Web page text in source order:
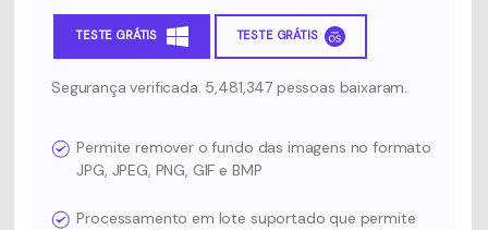
TESTE GRÁTIS TESTE GRÁTIS
Segurança verificada. 5,481,347 pessoas baixaram.
Permite remover o fundo das imagens no formato
JPG, JPEG, PNG, GIF e BMP
Processamento em lote suportado que permite